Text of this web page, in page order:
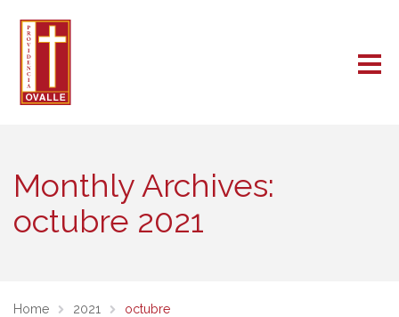
Monthly Archives:
octubre 2021
Home 2021 octubre